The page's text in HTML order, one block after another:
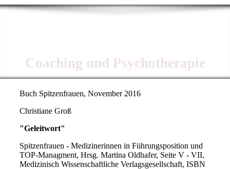
Coaching und Psychotherapie
Buch Spitzenfrauen, November 2016
Christiane Groß
"Geleitwort"
Spitzenfrauen - Medizinerinnen in Führungsposition und
TOP-Managment, Hrsg. Martina Oldhafer, Seite V - VII,
Medizinisch Wissenschaftliche Verlagsgesellschaft, ISBN